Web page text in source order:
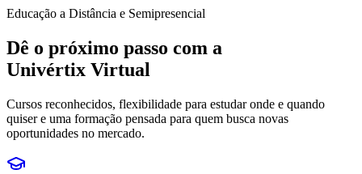
Educação a Distância e Semipresencial
Dê o próximo passo com a
Univértix Virtual
Cursos reconhecidos, flexibilidade para estudar onde e quando
quiser e uma formação pensada para quem busca novas
oportunidades no mercado.